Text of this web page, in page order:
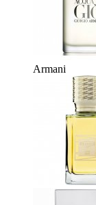
Armani